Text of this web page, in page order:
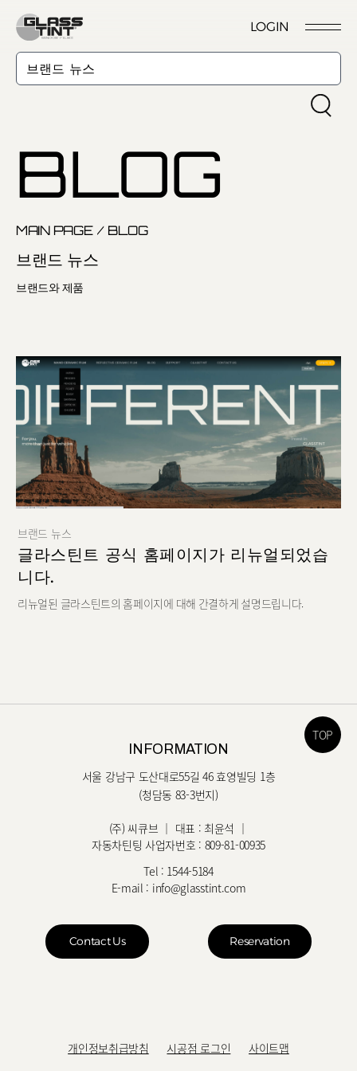
LOGIN
시공점 위치 시공점 개설문의 시공예약 시공점 로그인
WINDOW TINT
Rode
Santana
Optic W
Camo
WINDOW TINT
SUPPORT
ABOUT GLASSTINT
CONTACT US
BLOG
MAIN PAGE / BLOG
브랜드 뉴스
브랜드와 제품
브랜드 뉴스
글라스틴트 공식 홈페이지가 리뉴얼되었습
니다.
리뉴얼된 글라스틴트의 홈페이지에 대해 간결하게 설명드립니다.
INFORMATION
서울 강남구 도산대로55길 46 효영빌딩 1층
(청담동 83-3번지)
(주) 씨큐브 ｜ 대표 : 최윤석 ｜
자동차틴팅 사업자번호 : 809-81-00935
Tel : 1544-5184
E-mail : info@glasstint.com
Contact Us Reservation
개인정보취급방침 시공점 로그인 사이트맵
TOP